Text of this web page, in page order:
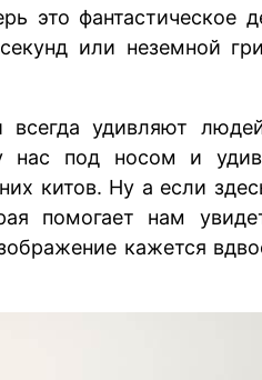
это фантастическое
или неземной
удивляют
нас под носом и
китов. Ну а если
помогает нам
кажется